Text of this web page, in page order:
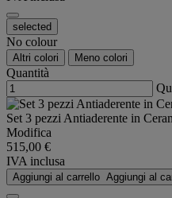
selected
No colour
Altri colori Meno colori
Quantità
Set 3 pezzi Antiaderente in
Modifica
515,00 €
IVA inclusa
Aggiungi al carrello Aggiungi al